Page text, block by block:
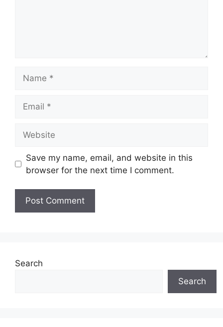
Save my name, email, and website in this
browser for the next time I comment.
Search
Search